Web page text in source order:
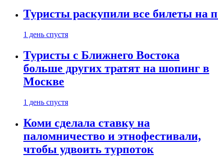
Туристы раскупили все билеты на
1 день спустя
Туристы с Ближнего Востока
больше других тратят на шопинг в
Москве
1 день спустя
Коми сделала ставку на
паломничество и этнофестивали,
чтобы удвоить турпоток